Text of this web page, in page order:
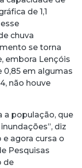
de 1,1
chuva
se torna
embora Lençóis
0,85 em algumas
não houve
a população, que
diz
e agora cursa o
Pesquisas
de